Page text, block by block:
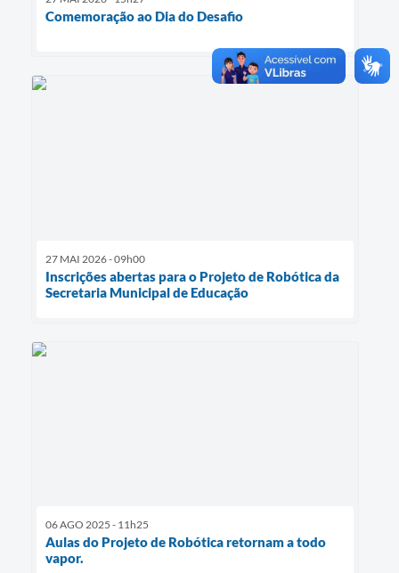
Comemoração ao Dia do Desafio
27 MAI 2026 - 09h00
Inscrições abertas para o Projeto de Robótica da
Secretaria Municipal de Educação
06 AGO 2025 - 11h25
Aulas do Projeto de Robótica retornam a todo
vapor.